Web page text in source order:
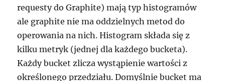
requesty do Graphite) mają typ histogramów
ale graphite nie ma oddzielnych metod do
operowania na nich. Histogram składa się z
kilku metryk (jednej dla każdego bucketa).
Każdy bucket zlicza wystąpienie wartości z
określonego przedziału. Domyślnie bucket ma